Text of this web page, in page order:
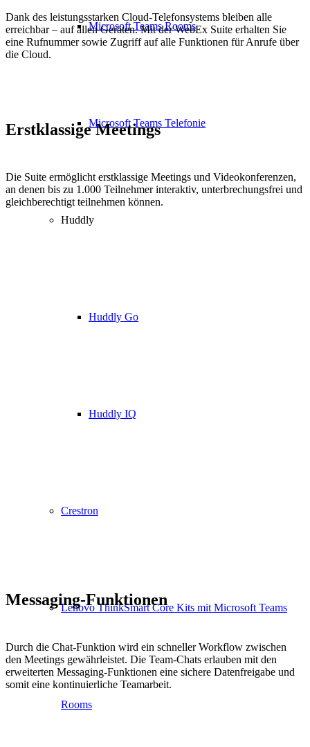
Microsoft Teams Rooms
Microsoft Teams Telefonie
Huddly
Huddly Go
Huddly IQ
Crestron
Lenovo ThinkSmart Core Kits mit Microsoft Teams
Rooms
Dank des leistungsstarken Cloud-Telefonsystems bleiben alle
erreichbar – auf allen Geräten. Mit der WebEx Suite erhalten Sie
eine Rufnummer sowie Zugriff auf alle Funktionen für Anrufe über
die Cloud.
Erstklassige Meetings
Die Suite ermöglicht erstklassige Meetings und Videokonferenzen,
an denen bis zu 1.000 Teilnehmer interaktiv, unterbrechungsfrei und
gleichberechtigt teilnehmen können.
Messaging-Funktionen
Durch die Chat-Funktion wird ein schneller Workflow zwischen
den Meetings gewährleistet. Die Team-Chats erlauben mit den
erweiterten Messaging-Funktionen eine sichere Datenfreigabe und
somit eine kontinuierliche Teamarbeit.